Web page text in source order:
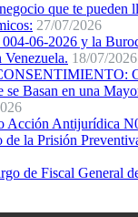
que te pueden
27/07/2026
06-2026 y la
Venezuela. 18/07/2026
se Basan en una
Acción Antijurídica
la Prisión
de Fiscal General